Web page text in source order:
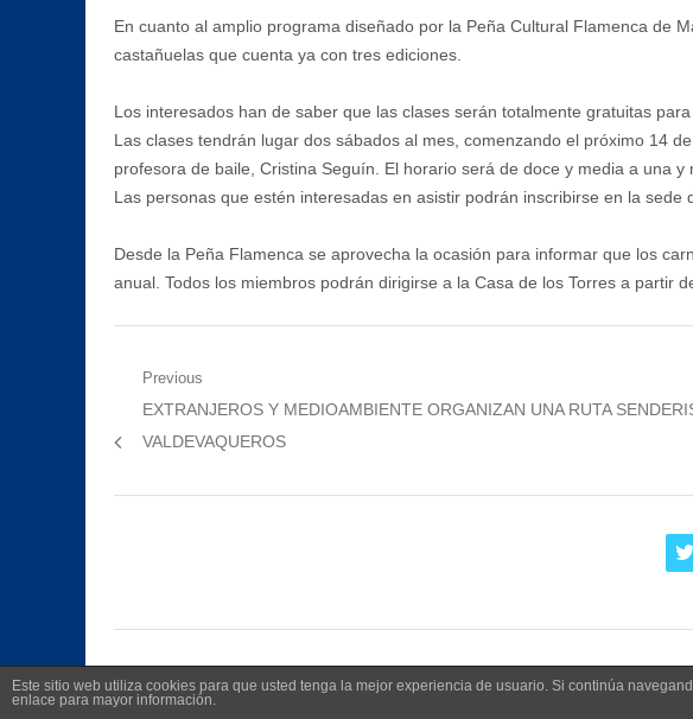
En cuanto al amplio programa diseñado por la Peña Cultural Flamenca de
castañuelas que cuenta ya con tres ediciones.
Los interesados han de saber que las clases serán totalmente gratuitas
Las clases tendrán lugar dos sábados al mes, comenzando el próximo 14
profesora de baile, Cristina Seguín. El horario será de doce y media a una y
Las personas que estén interesadas en asistir podrán inscribirse en la
Desde la Peña Flamenca se aprovecha la ocasión para informar que los
anual. Todos los miembros podrán dirigirse a la Casa de los Torres a partir
Navegación
Previous
Previous
post:
EXTRANJEROS Y MEDIOAMBIENTE ORGANIZAN UNA RUTA
VALDEVAQUEROS
©2026 Radio Televisión Municipal de Manilva
Este sitio web utiliza cookies para que usted tenga la mejor experiencia de usuario. Si continúa
enlace para mayor información.